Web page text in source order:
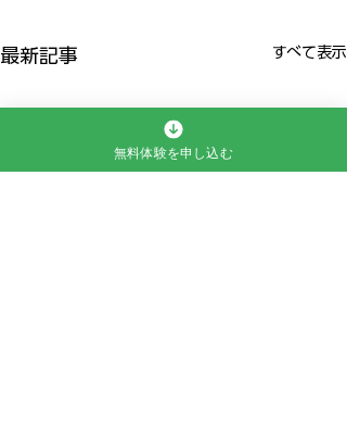
最新記事 すべて表示
無料体験を申し込む